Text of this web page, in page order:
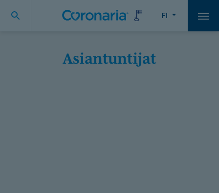
FI
Asiantuntijat